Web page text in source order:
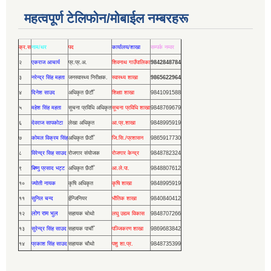
महत्वपूर्ण टेलिफोन/मोबाईल नम्बरहरू
क्र.सनाम/थर पद कार्यालय/शाखा सम्पर्क नम्वर
२ एकराज आचार्य प्र.प्र.अ. शिवनाथ गाउँपालिका9842848784
३ नरेन्द्र सिंह महता जनस्वास्थ्य निरीक्षक. स्वास्थ्य शाखा 9865622964
४ दिनेश साउद अधिकृत छैटौँ शिक्षाा शाखा 9841091588
५ महेश सिंह महता सूचना प्रविधि अधिकृतसूचना प्रविधि शाखा9848769679
६ देवराज सापकोटा लेखा अधिकृत आ.प्र.शाखा 9848995919
७ कोमल विक्रम सिंहअधिकृत छैठौँ जि.सि./प्रशासन 9865917730
८ विरेन्द्र सिह साउद रोजगार संयोजक रोजगार केन्द्र 9848782324
९ बिष्णु प्रसाद भट्ट अधिकृत छैठौँ आ.ले.पा. 9848807612
१० ज्योती नायक कृषि अधिकृत कृषि शाखा 9848995919
११ सुनिल चन्द ईन्जिनियर भौतिक शाखा 9840840412
१२ लोग राम भुल सहायक चोथो लघु उद्यम विकास 9848707266
१३ सुरेन्द्र सिंह साउद सहायक पाचौँ पञ्जिकरण शाखा 9869683842
१४ प्रकाश सिंह साउद सहायक चौथो पशु शा.प्र. 9848735399